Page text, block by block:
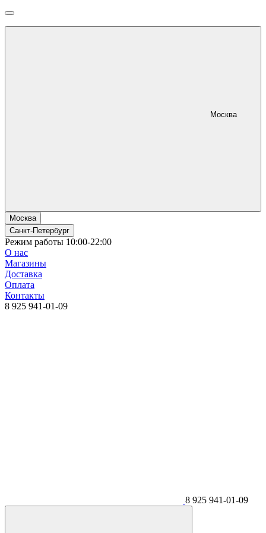
Москва
Москва
Санкт-Петербург
Режим работы 10:00-22:00
О нас
Магазины
Доставка
Оплата
Контакты
8 925 941-01-09
8 925 941-01-09